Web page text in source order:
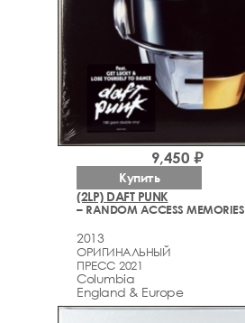
(2LP) DAFT PUNK
– RANDOM ACCESS MEMORIES
2013
ОРИГИНАЛЬНЫЙ
ПРЕСС 2021
Columbia
England & Europe
9,450 ₽
Купить